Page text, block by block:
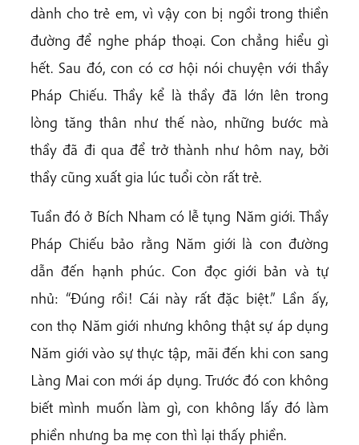
dành cho trẻ em, vì vậy con bị ngồi trong thiền
đường để nghe pháp thoại. Con chẳng hiểu gì
hết. Sau đó, con có cơ hội nói chuyện với thầy
Pháp Chiếu. Thầy kể là thầy đã lớn lên trong
lòng tăng thân như thế nào, những bước mà
thầy đã đi qua để trở thành như hôm nay, bởi
thầy cũng xuất gia lúc tuổi còn rất trẻ.
Tuần đó ở Bích Nham có lễ tụng Năm giới. Thầy
Pháp Chiếu bảo rằng Năm giới là con đường
dẫn đến hạnh phúc. Con đọc giới bản và tự
nhủ: “Đúng rồi! Cái này rất đặc biệt.” Lần ấy,
con thọ Năm giới nhưng không thật sự áp dụng
Năm giới vào sự thực tập, mãi đến khi con sang
Làng Mai con mới áp dụng. Trước đó con không
biết mình muốn làm gì, con không lấy đó làm
phiền nhưng ba mẹ con thì lại thấy phiền.